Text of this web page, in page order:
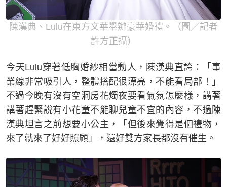
陳漢典、Lulu在東方文華舉辦豪華婚禮。（圖／記者
許方正攝）
今天Lulu穿著低胸婚紗相當動人，陳漢典直誇：「事
業線非常吸引人，整體搭配很漂亮，不能看局部！」
不過今晚有沒有空洞房花燭夜要看氣氛怎麼樣，講著
講著趕緊說有小花童不能聊兒童不宜的內容，不過陳
漢典坦言之前想要小公主，「但後來覺得是個禮物，
來了就來了好好照顧」，還好雙方家長都沒有催生。